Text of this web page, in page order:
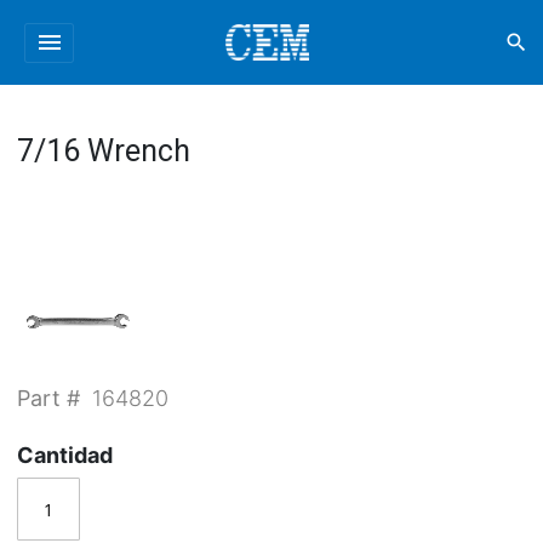
menu search
7/16 Wrench
Part # 164820
Cantidad